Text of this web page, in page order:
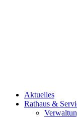
Aktuelles
Rathaus &